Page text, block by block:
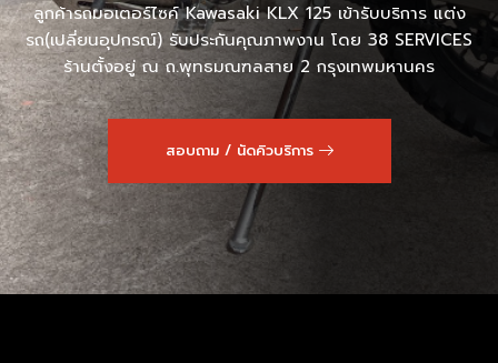
ลูกค้ารถมอเตอร์ไซค์ Kawasaki KLX 125 เข้ารับบริการ แต่ง
รถ(เปลี่ยนอุปกรณ์) รับประกันคุณภาพงาน โดย 38 SERVICES
ร้านตั้งอยู่ ณ ถ.พุทธมณฑลสาย 2 กรุงเทพมหานคร
สอบถาม / นัดคิวบริการ